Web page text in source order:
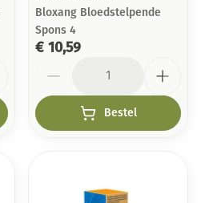
Bloxang Bloedstelpende
Spons 4
€ 10,59
Bestel